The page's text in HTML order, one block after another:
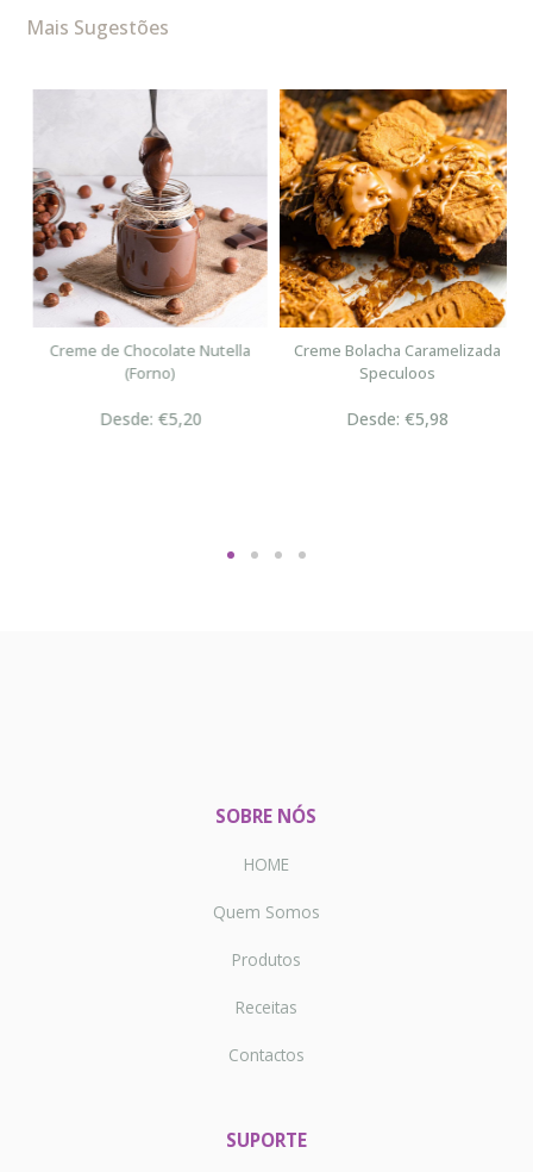
Mais Sugestões
Creme de Chocolate Nutella
(Forno)
Desde: €5,20
Creme Bolacha Caramelizada
Speculoos
Desde: €5,98
SOBRE NÓS
HOME
Quem Somos
Produtos
Receitas
Contactos
SUPORTE